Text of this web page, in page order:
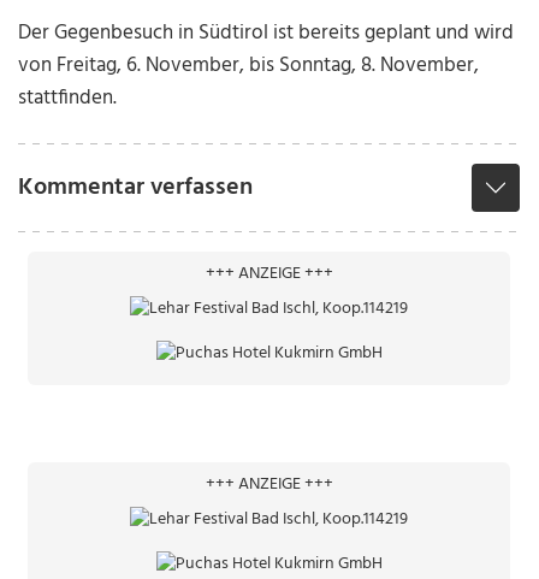
Der Gegenbesuch in Südtirol ist bereits geplant und wird
von Freitag, 6. November, bis Sonntag, 8. November,
stattfinden.
Kommentar verfassen
+++ ANZEIGE +++
+++ ANZEIGE +++